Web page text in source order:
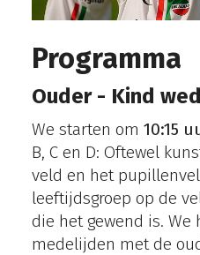
Programma
Ouder - Kind
We starten om10:15
B, C en D: Oftewel
veld en het
leeftijdsgroep op de
die het gewend is. We
medelijden met de